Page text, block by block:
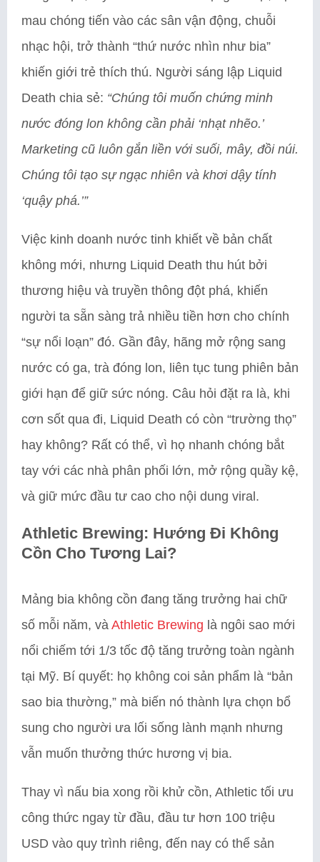
mau chóng tiến vào các sân vận động, chuỗi
nhạc hội, trở thành “thứ nước nhìn như bia”
khiến giới trẻ thích thú. Người sáng lập Liquid
Death chia sẻ: “Chúng tôi muốn chứng minh
nước đóng lon không cần phải ‘nhạt nhẽo.’
Marketing cũ luôn gắn liền với suối, mây, đồi núi.
Chúng tôi tạo sự ngạc nhiên và khơi dậy tính
‘quậy phá.’”
Việc kinh doanh nước tinh khiết về bản chất
không mới, nhưng Liquid Death thu hút bởi
thương hiệu và truyền thông đột phá, khiến
người ta sẵn sàng trả nhiều tiền hơn cho chính
“sự nổi loạn” đó. Gần đây, hãng mở rộng sang
nước có ga, trà đóng lon, liên tục tung phiên bản
giới hạn để giữ sức nóng. Câu hỏi đặt ra là, khi
cơn sốt qua đi, Liquid Death có còn “trường thọ”
hay không? Rất có thể, vì họ nhanh chóng bắt
tay với các nhà phân phối lớn, mở rộng quầy kệ,
và giữ mức đầu tư cao cho nội dung viral.
Athletic Brewing: Hướng Đi Không
Cồn Cho Tương Lai?
Mảng bia không cồn đang tăng trưởng hai chữ
số mỗi năm, và Athletic Brewing là ngôi sao mới
nổi chiếm tới 1/3 tốc độ tăng trưởng toàn ngành
tại Mỹ. Bí quyết: họ không coi sản phẩm là “bản
sao bia thường,” mà biến nó thành lựa chọn bổ
sung cho người ưa lối sống lành mạnh nhưng
vẫn muốn thưởng thức hương vị bia.
Thay vì nấu bia xong rồi khử cồn, Athletic tối ưu
công thức ngay từ đầu, đầu tư hơn 100 triệu
USD vào quy trình riêng, đến nay có thể sản